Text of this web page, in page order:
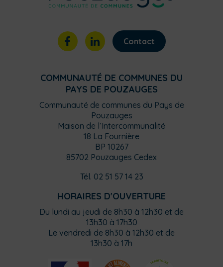
Contact
COMMUNAUTÉ DE COMMUNES DU
PAYS DE POUZAUGES
Communauté de communes du Pays de
Pouzauges
Maison de l’Intercommunalité
18 La Fournière
BP 10267
85702 Pouzauges Cedex
Tél. 02 51 57 14 23
HORAIRES D'OUVERTURE
Du lundi au jeudi de 8h30 à 12h30 et de
13h30 à 17h30
Le vendredi de 8h30 à 12h30 et de
13h30 à 17h